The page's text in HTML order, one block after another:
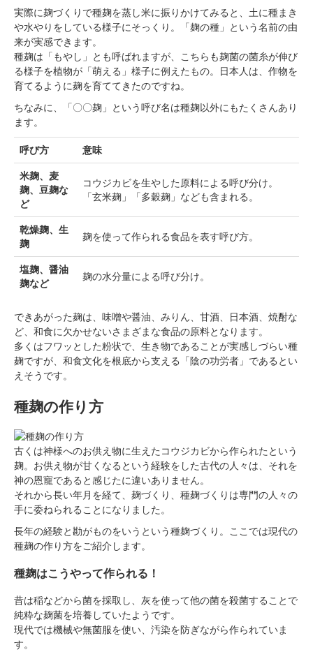
実際に麹づくりで種麹を蒸し米に振りかけてみると、土に種まき
や水やりをしている様子にそっくり。「麹の種」という名前の由
来が実感できます。
種麹は「もやし」とも呼ばれますが、こちらも麹菌の菌糸が伸び
る様子を植物が「萌える」様子に例えたもの。日本人は、作物を
育てるように麹を育ててきたのですね。
ちなみに、「〇〇麹」という呼び名は種麹以外にもたくさんあり
ます。
呼び方 意味
米麹、麦
麹、豆麹な
ど
コウジカビを生やした原料による呼び分け。
「玄米麹」「多穀麹」なども含まれる。
乾燥麹、生
麹
麹を使って作られる食品を表す呼び方。
塩麹、醤油
麹など
麹の水分量による呼び分け。
できあがった麹は、味噌や醤油、みりん、甘酒、日本酒、焼酎な
ど、和食に欠かせないさまざまな食品の原料となります。
多くはフワッとした粉状で、生き物であることが実感しづらい種
麹ですが、和食文化を根底から支える「陰の功労者」であるとい
えそうです。
種麹の作り方
古くは神様へのお供え物に生えたコウジカビから作られたという
麹。お供え物が甘くなるという経験をした古代の人々は、それを
神の恩寵であると感じたに違いありません。
それから長い年月を経て、麹づくり、種麹づくりは専門の人々の
手に委ねられることになりました。
長年の経験と勘がものをいうという種麹づくり。ここでは現代の
種麹の作り方をご紹介します。
種麹はこうやって作られる！
昔は稲などから菌を採取し、灰を使って他の菌を殺菌することで
純粋な麹菌を培養していたようです。
現代では機械や無菌服を使い、汚染を防ぎながら作られていま
す。